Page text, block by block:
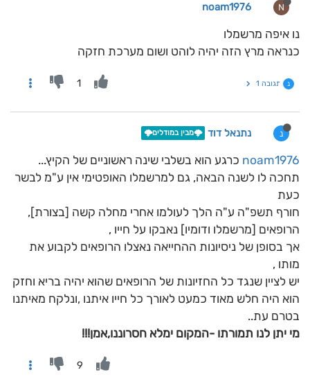
N
noam1976
נו איפה מרשמלו
כנראה מרץ הזה יהיה לוהט ושום מערכת חזקה
נ תגובה 1 1
נ נתנאל דוד 🌩️מבין במודלים🌩️
noam1976 כרגע הוא בשלבי שינה ראשוניים של הקיץ...
תחכה לו לשנה הבאה, גם למרשמלו האופטימי אין ע"מ לבשר
כעת
חורף תשפ"ה ע"ה הלך לעולמו אחרי מחלה קשה [בצורת],
הרופאים [מרשמלו ודומיו] נאבקו על חייו ,
אך בסופן של ניסיונות ההחייאה נאצלו הרופאים לקבוע את
מותו ,
יש לציין שנגד כל החזיונות של הרופאים שהוא יהיה בריא וחזק
הוא היה חלש מאוד כמעט לאורך כל חייו איתנו ,ונלקח מאיתנו
בטרם עת..
מי יתן לנו תמורתו -המקום ימלא חסרוננו,אמן!!!
9